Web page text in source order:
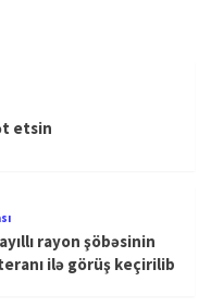
etsin
rayon şöbəsinin
ilə görüş keçirilib